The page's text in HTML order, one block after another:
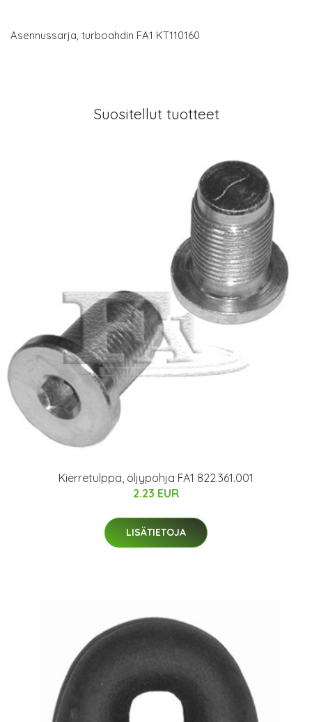
Asennussarja, turboahdin FA1 KT110160
Suositellut tuotteet
Kierretulppa, öljypohja FA1 822.361.001
2.23 EUR
LISÄTIETOJA